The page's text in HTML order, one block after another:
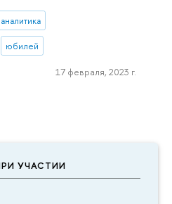
УЧАСТИИ
юбилей
17 февраля, 2023 г.